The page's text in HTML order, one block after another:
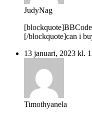
JudyNag
[/blockquote]can i
13 januari, 2023 kl.
Timothyanela